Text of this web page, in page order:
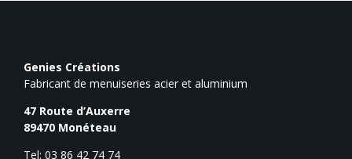
Genies Créations
Fabricant de menuiseries acier et aluminium
47 Route d’Auxerre
89470 Monéteau
Tel: 03 86 42 74 74